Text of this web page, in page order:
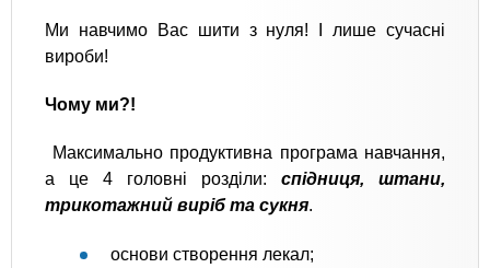
Ми навчимо Вас шити з нуля! І лише сучасні
вироби!
Чому ми?!
Максимально продуктивна програма навчання,
а це 4 головні розділи: спідниця, штани,
трикотажний виріб та сукня.
основи створення лекал;